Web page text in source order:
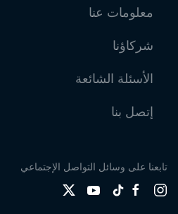
معلومات عنا
شركاؤنا
الأسئلة الشائعة
إتصل بنا
تابعنا على وسائل التواصل الإجتماعي